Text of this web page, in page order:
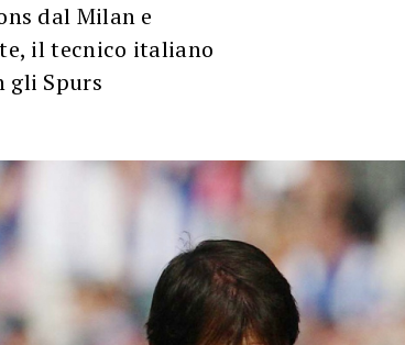
dal Milan e
il tecnico italiano
gli Spurs